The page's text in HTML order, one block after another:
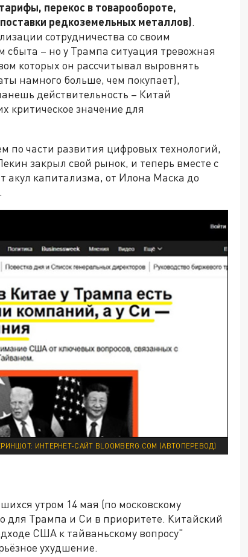
перекос в товарообороте,
редкоземельных металлов).
сотрудничества со своим
– но у Трампа ситуация тревожная
которых он рассчитывал выровнять
намного больше, чем покупает),
действительность – Китай
критическое значение для
по части развития цифровых технологий,
закрыл свой рынок, и теперь вместе с
акул капитализма, от Илона Маска до
ИНТЕРНЕТ-САЙТ BLOOMBERG.COM (АВТОПЕРЕВОД)
утром 14 мая (по московскому
для Трампа и Си в приоритете. Китайский
США к тайваньскому вопросу"
ухудшение.